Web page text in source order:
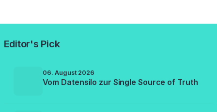
Editor's Pick
06. August 2026
Vom Datensilo zur Single Source of Truth